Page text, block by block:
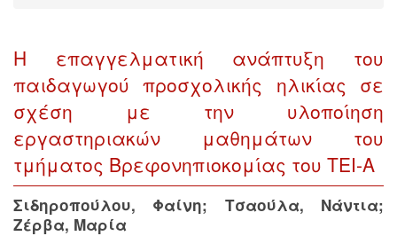
Η επαγγελματική ανάπτυξη του
παιδαγωγού προσχολικής ηλικίας σε
σχέση με την υλοποίηση
εργαστηριακών μαθημάτων του
τμήματος Βρεφονηπιοκομίας του ΤΕΙ-Α
Σιδηροπούλου, Φαίνη; Τσαούλα, Νάντια;
Ζέρβα, Μαρία